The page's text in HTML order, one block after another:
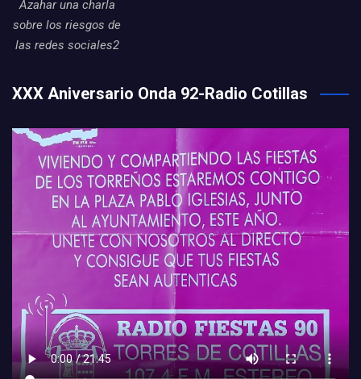
Azahar una charla
sobre los riesgos de
las redes sociales2
XXX Aniversario Onda 92-Radio Cotillas